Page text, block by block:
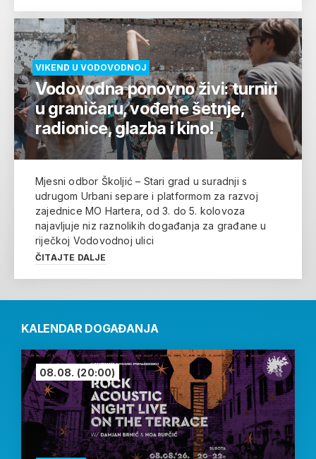
VIKEND U VODOVODNOJ
Vodovodna ponovno živi: turniri
u graničaru, vođene šetnje,
radionice, glazba i kino!
Mjesni odbor Školjić – Stari grad u suradnji s
udrugom Urbani separe i platformom za razvoj
zajednice MO Hartera, od 3. do 5. kolovoza
najavljuje niz raznolikih događanja za građane u
riječkoj Vodovodnoj ulici
ČITAJTE DALJE
KALENDAR DOGAĐANJA
08.08. (20:00)